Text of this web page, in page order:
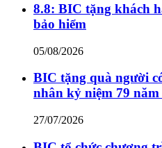
8.8: BIC tặng khách
bảo hiểm
05/08/2026
BIC tặng quà người
nhân kỷ niệm 79
27/07/2026